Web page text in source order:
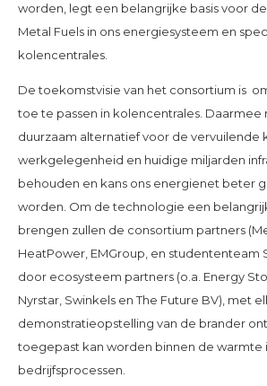
worden, legt een belangrijke basis voor
Metal Fuels in ons energiesysteem en
kolencentrales.
De toekomstvisie van het consortium is
toe te passen in kolencentrales. Daarmee
duurzaam alternatief voor de vervuilende
werkgelegenheid en huidige miljarden
behouden en kans ons energienet beter
worden. Om de technologie een
brengen zullen de consortium partners
HeatPower, EMGroup, en studententeam
door ecosysteem partners (o.a. Energy
Nyrstar, Swinkels en The Future BV), met
demonstratieopstelling van de brander
toegepast kan worden binnen de warmte
bedrijfsprocessen.